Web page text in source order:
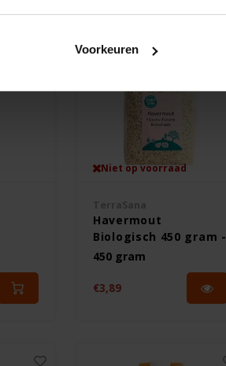
Voorkeuren
Niet op voorraad
Havermout
Biologisch 450 gram -
Glutenvrij
450 gram
€3,89